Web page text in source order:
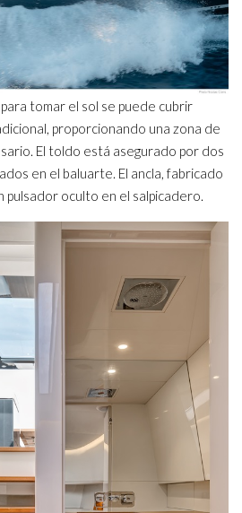
tomar el sol se puede cubrir
proporcionando una zona de
El toldo está asegurado por dos
en el baluarte. El ancla, fabricado
pulsador oculto en el salpicadero.